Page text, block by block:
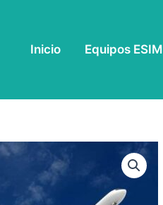
Inicio Equipos ESIM